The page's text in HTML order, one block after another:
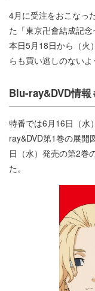
4月に受注をおこなっ
た「東京卍會結成記念
本日5月18日から（火
らも買い逃しのないよ
Blu-ray&DVD情報
特番では6月16日（水
ray&DVD第1巻の展開
日（水）発売の第2巻
た。